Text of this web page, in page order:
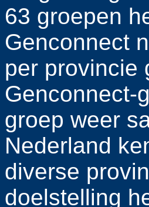
63 groepen
Genconnect
per provincie
Genconnect-
groep weer
Nederland
diverse
doelstelling